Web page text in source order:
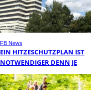
FB News
EIN HITZESCHUTZPLAN IST
NOTWENDIGER DENN JE